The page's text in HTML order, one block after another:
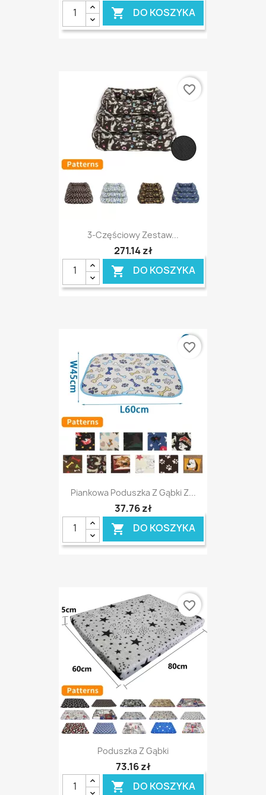
 DO KOSZYKA
3-Częściowy Zestaw...
271,14 zł
 DO KOSZYKA
favorite_border
Piankowa Poduszka Z Gąbki Z...
37,76 zł
 DO KOSZYKA
favorite_border
Poduszka Z Gąbki
73,16 zł
 DO KOSZYKA
favorite_border